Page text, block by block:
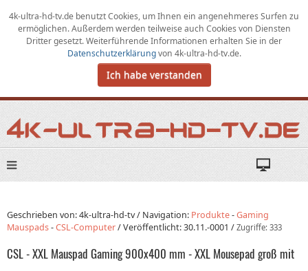
4k-ultra-hd-tv.de benutzt Cookies, umIhnen ein angenehmeres Surfen zu
ermöglichen.Außerdem werden teilweise auch Cookies von Diensten
Dritter gesetzt. Weiterführende Informationen erhalten Sie in der
Datenschutzerklärungvon 4k-ultra-hd-tv.de.
Ich habe verstanden
Geschrieben von: 4k-ultra-hd-tv / Navigation: Produkte-Gaming
Mauspads-CSL-Computer/Veröffentlicht:30.11.-0001 / Zugriffe: 333
CSL - XXL Mauspad Gaming 900x400 mm - XXL Mousepad groß mit